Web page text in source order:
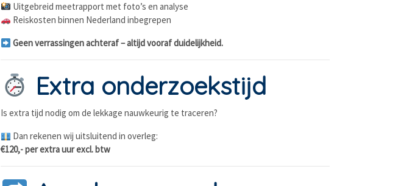
Uitgebreid meetrapport met foto’s en analyse
Reiskosten binnen Nederland inbegrepen
Geen verrassingen achteraf – altijd vooraf duidelijkheid.
Extra onderzoekstijd
Is extra tijd nodig om de lekkage nauwkeurig te traceren?
Dan rekenen wij uitsluitend in overleg:
€120,- per extra uur excl. btw